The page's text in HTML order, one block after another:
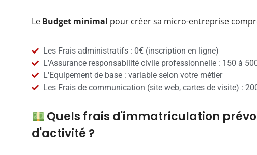
Le Budget minimal pour créer sa micro-entreprise
Les Frais administratifs : 0€ (inscription en ligne)
L’Assurance responsabilité civile professionnelle : 150 à
L'Equipement de base : variable selon votre métier
Les Frais de communication (site web, cartes de visite) :
Quels frais d'immatriculation
d'activité ?